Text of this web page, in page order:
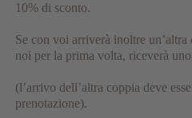
10% di sconto.
Se con voi arriverà inoltre
noi per la prima volta, riceverà
(l’arrivo dell’altra coppia deve
prenotazione).